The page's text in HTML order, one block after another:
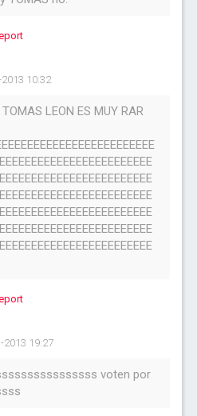
10:32
TOMAS LEON ES MUY RAR
2013 19:27
voten por